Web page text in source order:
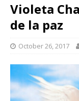
Violeta
de la paz
October 26, 2017